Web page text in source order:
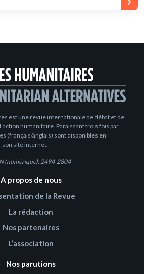
est une revue internationale de débat et de
humanitaire. Paraissant trois fois par
(français/anglais) sont disponibles en
site internet.
(numérique): 2494-2804
A propos de nous
de la Revue
La rédaction
Nos partenaires
L’association
Nos parutions